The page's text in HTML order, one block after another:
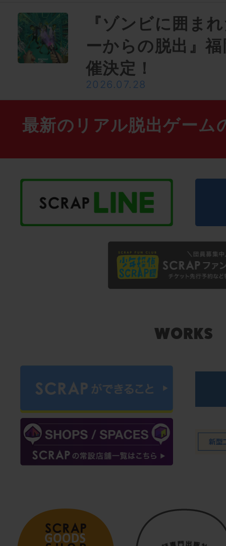
『ゾンビに囲ま
ーからの脱出』
催決定！
2026.07.28
最新のリアル脱出ゲーム